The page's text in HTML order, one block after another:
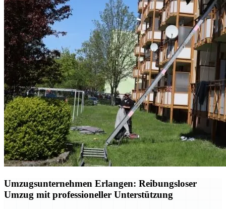
Umzugsunternehmen Erlangen: Reibungsloser
Umzug mit professioneller Unterstützung